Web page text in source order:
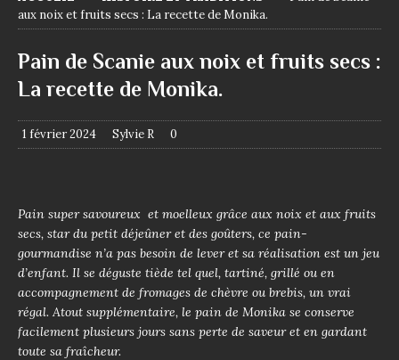
aux noix et fruits secs : La recette de Monika.
Pain de Scanie aux noix et fruits secs :
La recette de Monika.
1 février 2024 Sylvie R 0
Pain super savoureux et moelleux grâce aux noix et aux fruits
secs, star du petit déjeûner et des goûters, ce pain-
gourmandise n’a pas besoin de lever et sa réalisation est un jeu
d’enfant. Il se déguste tiède tel quel, tartiné, grillé ou en
accompagnement de fromages de chèvre ou brebis, un vrai
régal. Atout supplémentaire, le pain de Monika se conserve
facilement plusieurs jours sans perte de saveur et en gardant
toute sa fraîcheur.